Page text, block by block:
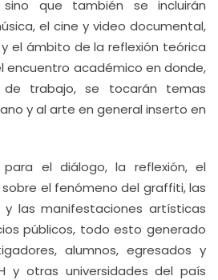
que también se incluirán
el cine y video documental,
el ámbito de la reflexión teórica
encuentro académico en donde,
trabajo, se tocarán temas
y al arte en general inserto en
el diálogo, la reflexión, el
el fenómeno del graffiti, las
y las manifestaciones artísticas
públicos, todo esto generado
alumnos, egresados y
y otras universidades del país